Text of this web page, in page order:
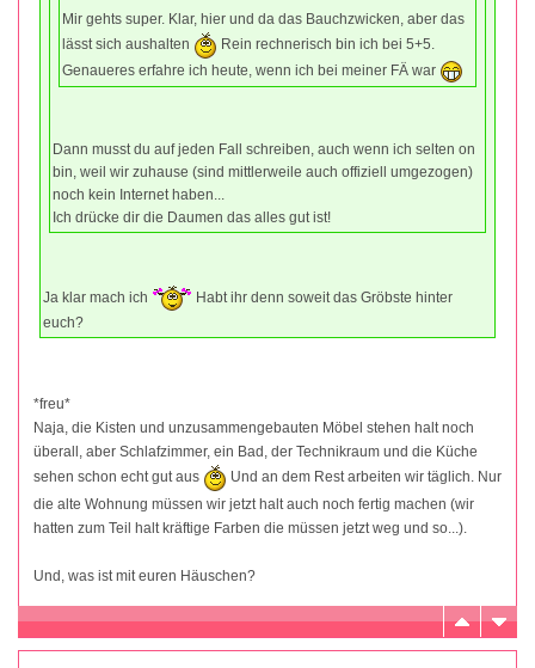
Mir gehts super. Klar, hier und da das Bauchzwicken, aber das
lässt sich aushalten
Rein rechnerisch bin ich bei 5+5.
Genaueres erfahre ich heute, wenn ich bei meiner FÄ war
Dann musst du auf jeden Fall schreiben, auch wenn ich selten on
bin, weil wir zuhause (sind mittlerweile auch offiziell umgezogen)
noch kein Internet haben...
Ich drücke dir die Daumen das alles gut ist!
Ja klar mach ich
Habt ihr denn soweit das Gröbste hinter
euch?
*freu*
Naja, die Kisten und unzusammengebauten Möbel stehen halt noch
überall, aber Schlafzimmer, ein Bad, der Technikraum und die Küche
sehen schon echt gut aus
Und an dem Rest arbeiten wir täglich. Nur
die alte Wohnung müssen wir jetzt halt auch noch fertig machen (wir
hatten zum Teil halt kräftige Farben die müssen jetzt weg und so...).
Und, was ist mit euren Häuschen?